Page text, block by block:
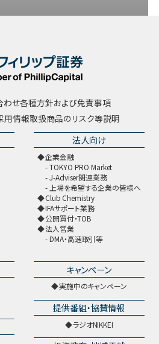
わせ各種方針および免責事項
用情報取扱商品のリスク等説明
法人向け
企業金融
TOKYO PRO Market
J-Adviser関連業務
上場を希望する企業の皆様へ
Club Chemistry
IFAサポート業務
公開買付・TOB
法人営業
DMA・高速取引等
キャンペーン
実施中のキャンペーン
提供番組・協賛情報
ラジオNIKKEI